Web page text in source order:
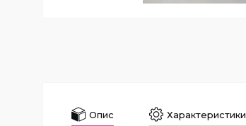
Опис Характеристики